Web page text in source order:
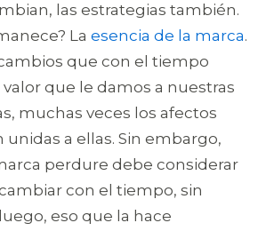
las estrategias también.
La esencia de la marca.
que con el tiempo
que le damos a nuestras
muchas veces los afectos
a ellas. Sin embargo,
perdure debe considerar
con el tiempo, sin
eso que la hace